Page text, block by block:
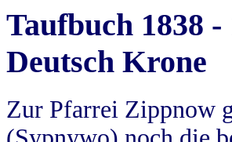
Taufbuch 1838
Deutsch Krone
Zur Pfarrei Zippnow